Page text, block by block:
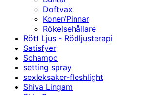
Doftvax
Koner/Pinnar
Rökelsehållare
Rött Ljus - Rödljusterapi
Satisfyer
Schampo
setting spray
sexleksaker-fleshlight
Shiva Lingam